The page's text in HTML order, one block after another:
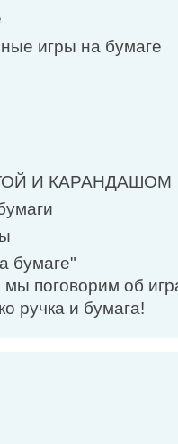
игры на бумаге
И КАРАНДАШОМ
бумаге"
поговорим об
ручка и бумага!